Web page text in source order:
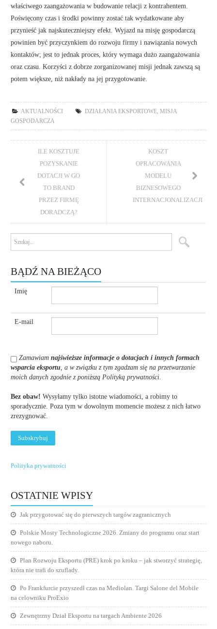
właściwego zaangażowania w budowanie relacji z kontrahentem.
Poświęcony czas i środki powinny zostać tak wydatkowane aby
przynieść jak najskuteczniejszy efekt. Wyjazd na misję gospodarczą
powinien być przyczynkiem do rozwoju firmy i nawiązania nowych
kontaktów; jest to jednak proces, który wymaga dużo zaangażowania
oraz czasu. Korzyści z dobrze zorganizowanej misji jednak zawszą są
potem większe, niż nakłady na jej przygotowanie.
AKTUALNOŚCI DZIAŁANIA EKSPORTOWE ,MISJA
GOSPODARCZA
ILE KOSZTUJE
POZYSKANIE
DOTACJI W GO
TO BRAND
PRZEZ FIRMĘ
DORADCZĄ?
KOSZT
OPRACOWANIA
MODELU
BIZNESOWEGO
INTERNACJONALIZACJI
BĄDŹ NA BIEŻĄCO
Imię
E-mail
Zamawiamnajświeższe informacje o dotacjach i innych formach
wsparcia eksportu , a w związku z tym zgadzam się na przetwarzanie
moich danych zgodnie z poniższą Polityką prywatności
Bez obaw! Wysyłamy tylko istotne wiadomości, a robimy to
sporadycznie. Poza tym w dowolnym momencie możesz z nich łatwo
zrezygnować.
Polityka prywatności
OSTATNIE WPISY
Jak przygotować się do pierwszych targów zagranicznych
Polskie Mosty Technologiczne 2026. Zmiany do programu oraz start
nowego naboru.
Plan Rozwoju Eksportu (PRE) krok po kroku – jak stworzyć strategię,
która nie trafi do szuflady.
Po Frankfurcie przyszedł czas na Mediolan. Targi Salone del Mobile
na celowniku ProExio
Zewnętrzny Dział Eksportu na targach Ambiente 2026